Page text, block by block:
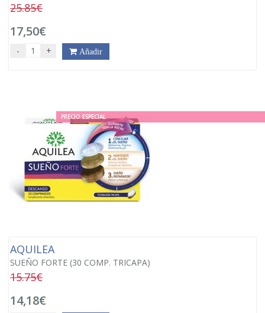
25.85€
17,50€
- + Añadir
PRECIO ESPECIAL
AQUILEA
SUEÑO FORTE (30 COMP. TRICAPA)
15.75€
14,18€